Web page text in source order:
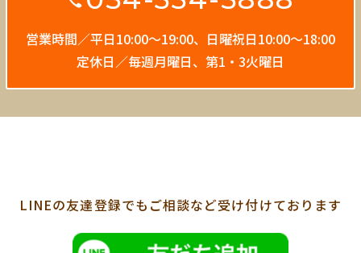
営業時間／平日10:00〜19:00、 日曜祝日10:00〜18:00
定休日／毎週月曜日、第1・3火曜日
LINEの友達登録でも ご相談など受け付けております